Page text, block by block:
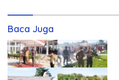
Baca Juga